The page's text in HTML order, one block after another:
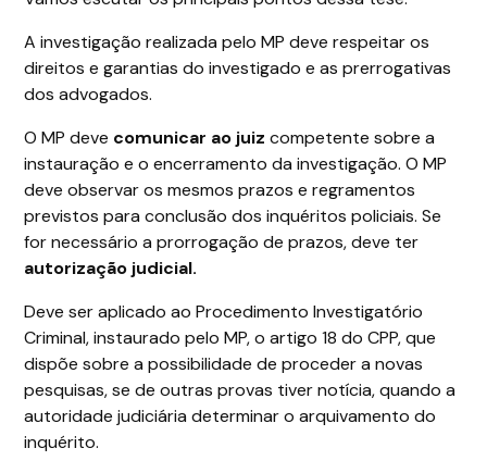
A investigação realizada pelo MP deve respeitar os
direitos e garantias do investigado e as prerrogativas
dos advogados.
O MP deve comunicar ao juiz competente sobre a
instauração e o encerramento da investigação. O MP
deve observar os mesmos prazos e regramentos
previstos para conclusão dos inquéritos policiais. Se
for necessário a prorrogação de prazos, deve ter
autorização judicial.
Deve ser aplicado ao Procedimento Investigatório
Criminal, instaurado pelo MP, o artigo 18 do CPP, que
dispõe sobre a possibilidade de proceder a novas
pesquisas, se de outras provas tiver notícia, quando a
autoridade judiciária determinar o arquivamento do
inquérito.